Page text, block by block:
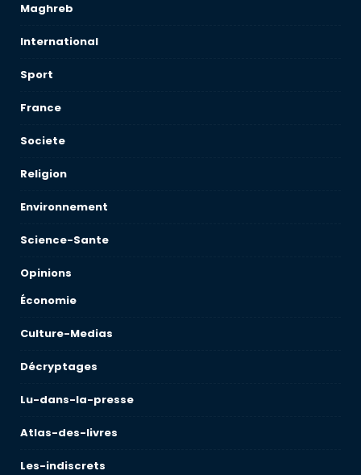
Maghreb
International
Sport
France
Societe
Religion
Environnement
Science-Sante
Opinions
Économie
Culture-Medias
Décryptages
Lu-dans-la-presse
Atlas-des-livres
Les-indiscrets